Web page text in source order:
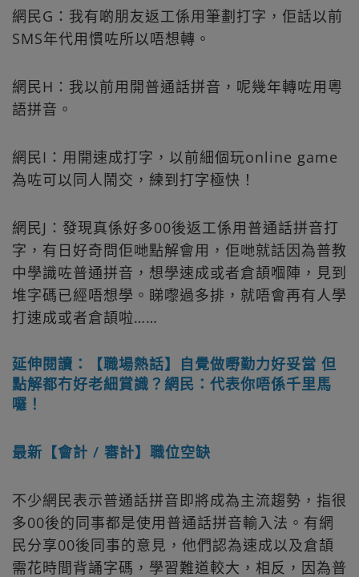
網民G：我有啲朋友返工係用筆劃打字，佢話以前
SMS年代用慣咗所以唔想轉。
網民H：我以前用開普通話拼音，呢幾年轉咗用粵
語拼音。
網民I：用開速成打字，以前細個玩online game
為咗可以同人鬧交，練到打字極快！
網民J：發現真係好多00後返工係用普通話拼音打
字，有日好奇問佢哋點解會用，佢哋就話因為普教
中學識咗普通拼音，想學速成或者倉頡嗰陣，見到
堆字碼已經唔想學。睇嚟過多排，就唔會再有人學
打速成或者倉頡啦……
延伸閱讀：【職場熱話】自覺做嘢勤力好妥當 但
點解都冇好老細賞識？網民：代表你唔係千里馬
囉！
最新【會計 / 審計】職位空缺
不少網民表示普通話拼音即將成為主流趨勢，指很
多00後的同事都是使用普通話拼音輸入法。有網
民分享00後同事的意見，他們認為速成以及倉頡
需花時間背誦字碼，學習難道較大，相反，因為普